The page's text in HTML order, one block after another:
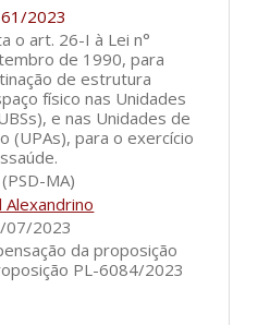
2023
o art. 26-I à Lei n°
de 1990, para
de estrutura
físico nas Unidades
e nas Unidades de
(UPAs), para o exercício
MA)
Alexandrino
07/2023
da proposição
PL-6084/2023